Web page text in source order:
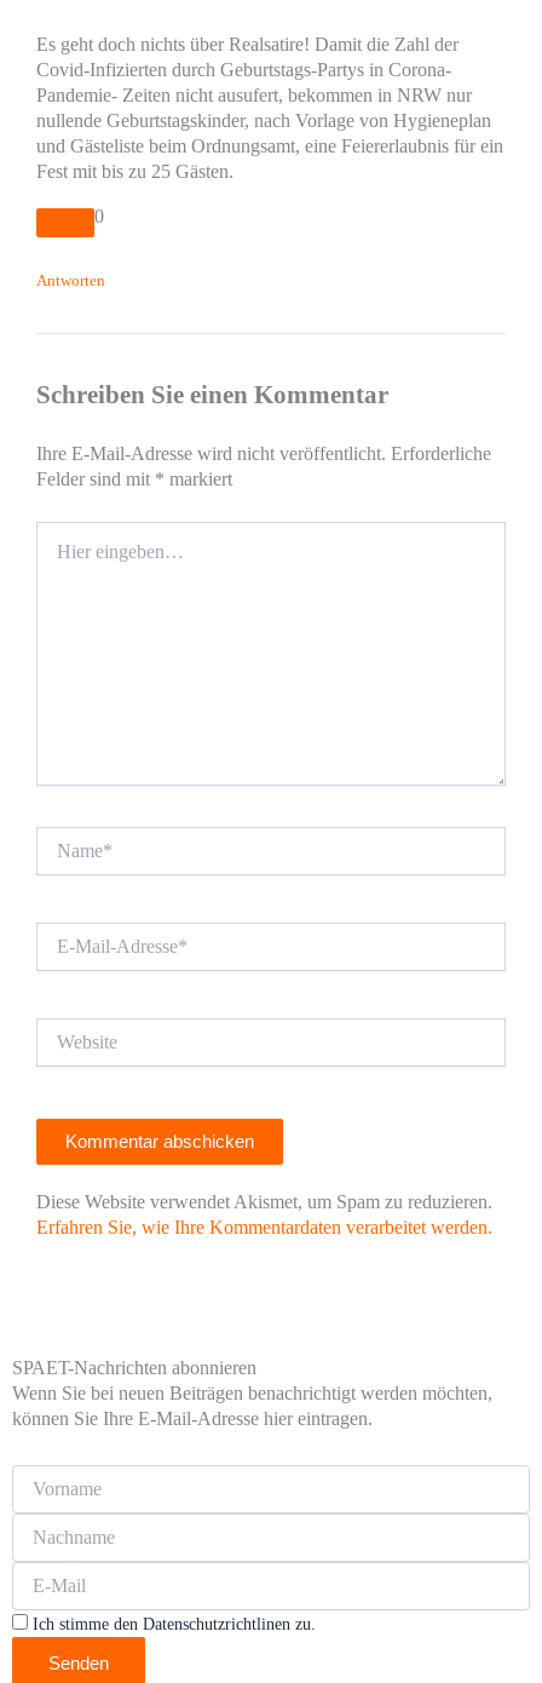
Es geht doch nichts über Realsatire! Damit die Zahl der
Covid-Infizierten durch Geburtstags-Partys in Corona-
Pandemie- Zeiten nicht ausufert, bekommen in NRW nur
nullende Geburtstagskinder, nach Vorlage von Hygieneplan
und Gästeliste beim Ordnungsamt, eine Feiererlaubnis für ein
Fest mit bis zu 25 Gästen.
0
Antworten
Schreiben Sie einen Kommentar
Ihre E-Mail-Adresse wird nicht veröffentlicht. Erforderliche
Felder sind mit * markiert
eingeben…
Mail-
Diese Website verwendet Akismet, um Spam zu reduzieren.
Erfahren Sie, wie Ihre Kommentardaten verarbeitet werden.
SPAET-Nachrichten abonnieren
Wenn Sie bei neuen Beiträgen benachrichtigt werden möchten,
können Sie Ihre E-Mail-Adresse hier eintragen.
Ich stimme den Datenschutzrichtlinen zu.
Senden